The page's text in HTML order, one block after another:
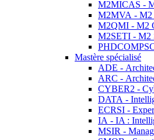
M2MICAS -
M2MVA - M2
M2QMI - M2
M2SETI - M2
Mastère spécialisé
ADE -
ARC -
CYBER2 -
DATA -
ECRSI -
IA - IA :
MSIR -